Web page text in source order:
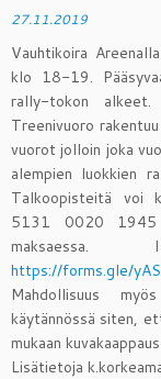
27.11.2019
Vauhtikoira
klo 18-19.
rally-tokon
Treenivuoro
vuorot jolloin joka
alempien luokkien
Talkoopisteitä voi
5131 0020
maksaessa.
https://forms.gle/
Mahdollisuus
käytännössä siten,
mukaan
Lisätietoja